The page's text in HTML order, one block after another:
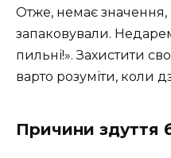
Отже, немає значення,
запаковували.
пильні!». Захистити
варто розуміти, коли
Причини здуття